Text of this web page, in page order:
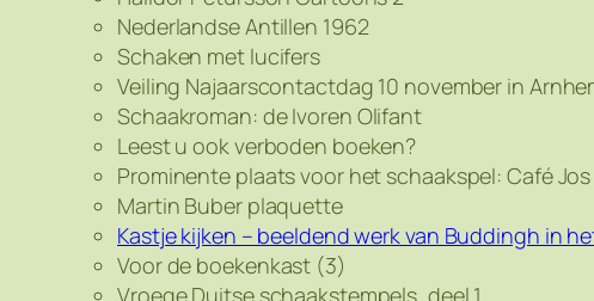
Nederlandse Antillen 1962
Schaken met lucifers
Veiling Najaarscontactdag 10 november in
Schaakroman: de Ivoren Olifant
Leest u ook verboden boeken?
Prominente plaats voor het schaakspel: Café Jos
Martin Buber plaquette
Kastje kijken – beeldend werk van Buddingh in
Voor de boekenkast (3)